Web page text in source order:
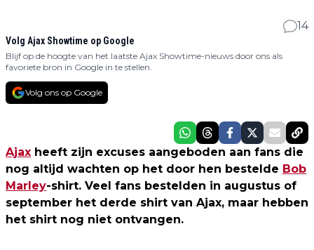
14
Volg Ajax Showtime op Google
Blijf op de hoogte van het laatste Ajax Showtime-nieuws door ons als
favoriete bron in Google in te stellen.
Volg ons op Google
Ajax heeft zijn excuses aangeboden aan fans die
nog altijd wachten op het door hen bestelde Bob
Marley-shirt. Veel fans bestelden in augustus of
september het derde shirt van Ajax, maar hebben
het shirt nog niet ontvangen.